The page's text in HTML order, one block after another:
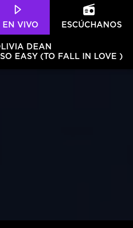
ESCÚCHANOS
EN VIVO
DEAN
SO EASY (TO FALL IN LOVE )